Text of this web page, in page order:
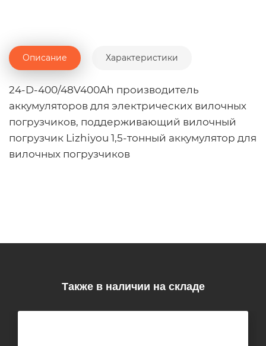
Описание Характеристики
24-D-400/48V400Ah производитель
аккумуляторов для электрических вилочных
погрузчиков, поддерживающий вилочный
погрузчик Lizhiyou 1,5-тонный аккумулятор для
вилочных погрузчиков
Также в наличии на складе